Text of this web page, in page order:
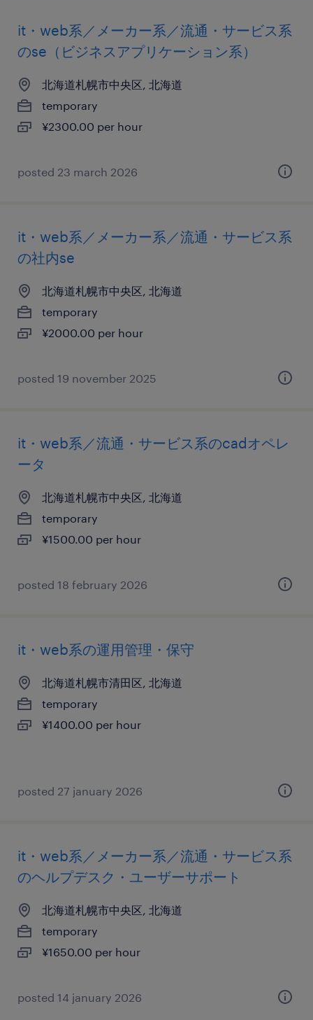
it・web系／メーカー系／流通・サービス系
のse（ビジネスアプリケーション系）
北海道札幌市中央区, 北海道
temporary
¥2300.00 per hour
posted 23 march 2026
it・web系／メーカー系／流通・サービス系
の社内se
北海道札幌市中央区, 北海道
temporary
¥2000.00 per hour
posted 19 november 2025
it・web系／流通・サービス系のcadオペレ
ータ
北海道札幌市中央区, 北海道
temporary
¥1500.00 per hour
posted 18 february 2026
it・web系の運用管理・保守
北海道札幌市清田区, 北海道
temporary
¥1400.00 per hour
posted 27 january 2026
it・web系／メーカー系／流通・サービス系
のヘルプデスク・ユーザーサポート
北海道札幌市中央区, 北海道
temporary
¥1650.00 per hour
posted 14 january 2026